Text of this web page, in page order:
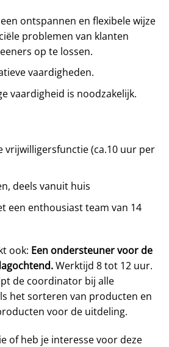
ontspannen en flexibele wijze
problemen van klanten
op te lossen.
vaardigheden.
vaardigheid is noodzakelijk.
vrijwilligersfunctie (ca.10 uur per
deels vanuit huis
een enthousiast team van 14
ook: Een ondersteuner voor de
Werktijd 8 tot 12 uur.
de coordinator bij alle
het sorteren van producten en
voor de uitdeling.
of heb je interesse voor deze